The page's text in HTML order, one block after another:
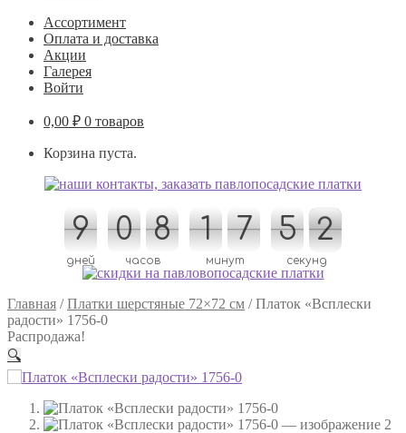
Ассортимент
Оплата и доставка
Акции
Галерея
Войти
0,00 ₽ 0 товаров
Корзина пуста.
9
9
дней
0
0 8
8
часов
1
1 7
7
минут
5
5 1
2
секунд
Главная /Платки шерстяные 72×72 см /Платок «Всплески
радости» 1756-0
Распродажа!
🔍